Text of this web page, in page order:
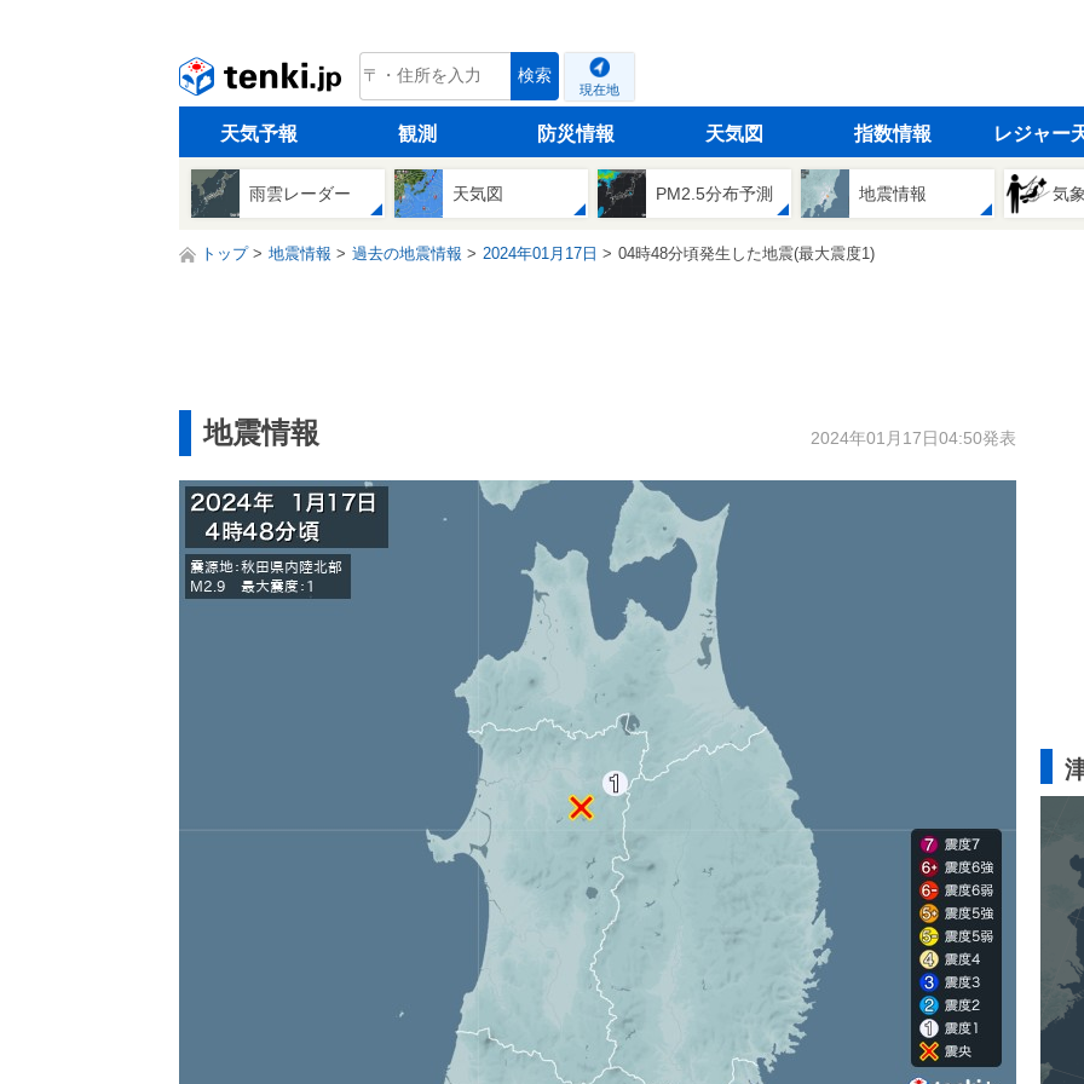
tenki.jp 検索
現在地
天気予報 観測 防災情報 天気図 指数情報 レジャー
雨雲レーダー 天気図 PM2.5分布予測 地震情報 気
トップ 地震情報 過去の地震情報 2024年01月17日 04時48分頃発生した地震(最大震度1)
地震情報 2024年01月17日04:50発表